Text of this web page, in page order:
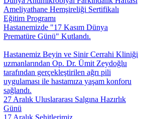
Ameliyathane Hemşireliği Sertifikalı
Eğitim Programı
Hastanemizde "17 Kasım Dünya
Prematüre Günü" Kutlandı.
Hastanemiz Beyin ve Sinir Cerrahi Kliniği
uzmanlarından Op. Dr. Ümit Zeydoğlu
tarafından gerçekleştirilen ağrı pili
uygulaması ile hastamıza yaşam konforu
sağlandı.
27 Aralık Uluslararası Salgına Hazırlık
Günü
17 Aralık Şehitlerimiz